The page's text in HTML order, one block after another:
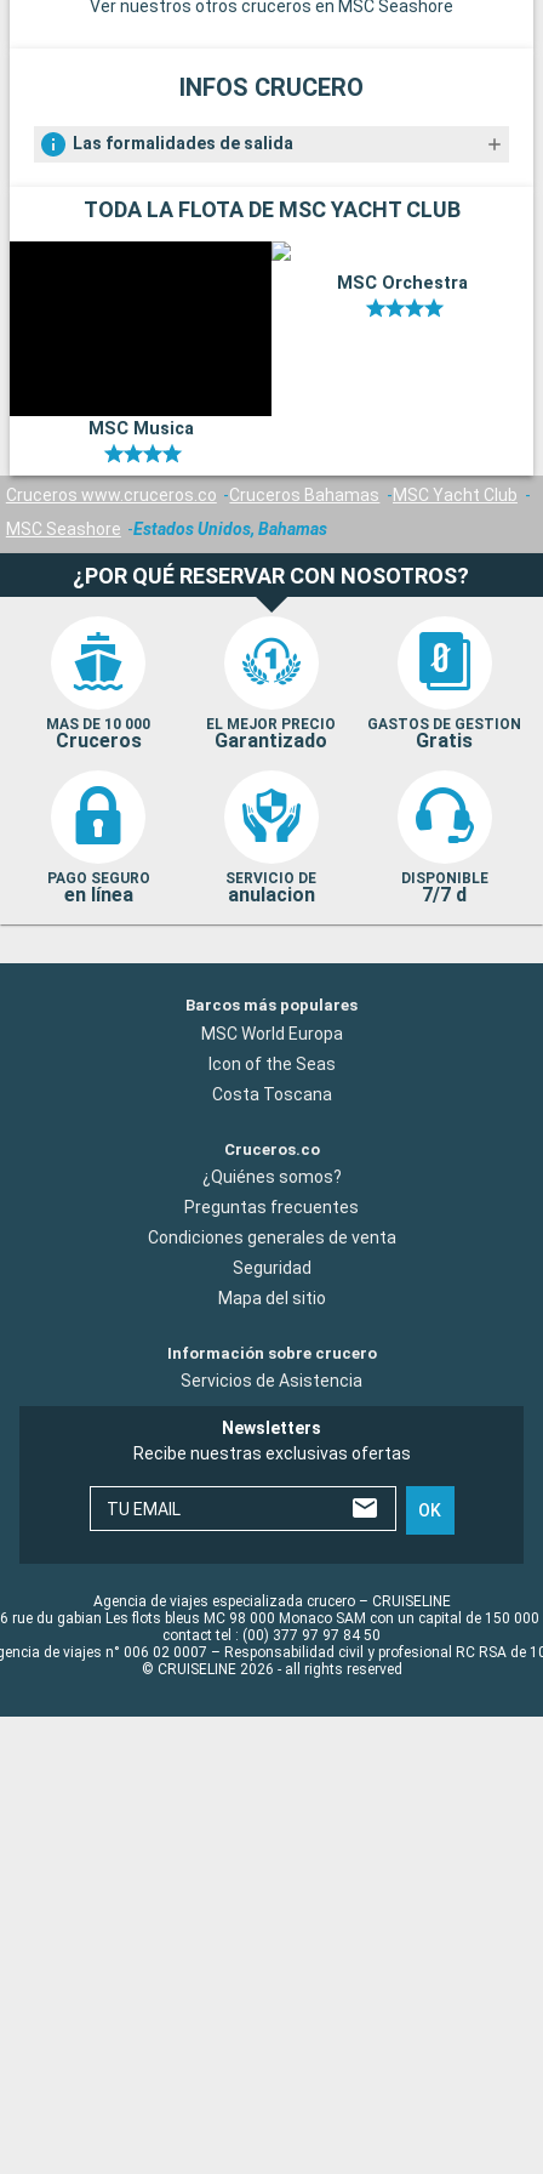
Ver nuestros otros cruceros en MSC Seashore
INFOS CRUCERO
Las formalidades de salida
TODA LA FLOTA DE MSC YACHT CLUB
MSC Musica
MSC Orchestra
Cruceros www.cruceros.co Cruceros Bahamas
MSC Yacht Club
MSC Seashore
Estados Unidos, Bahamas
¿POR QUÉ RESERVAR CON NOSOTROS?
MAS DE 10 000
Cruceros
EL MEJOR PRECIO
Garantizado
GASTOS DE GESTION
Gratis
PAGO SEGURO
en línea
SERVICIO DE
anulacion
DISPONIBLE
7/7 d
Barcos más populares
MSC World Europa
Icon of the Seas
Costa Toscana
Cruceros.co
¿Quiénes somos?
Preguntas frecuentes
Condiciones generales de venta
Seguridad
Mapa del sitio
Información sobre crucero
Servicios de Asistencia
Newsletters
Recibe nuestras exclusivas ofertas
TU EMAIL OK
Agencia de viajes especializada crucero – CRUISELINE
rue du gabian Les flots bleus MC 98 000 Monaco SAM con un capital de 150 000
contact tel : (00) 377 97 97 84 50
de viajes n° 006 02 0007 – Responsabilidad civil y profesional RC RSA de
© CRUISELINE 2026 - all rights reserved